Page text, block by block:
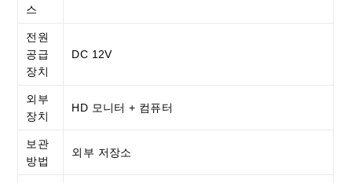
스
전원
공급
장치
DC 12V
외부
장치
HD 모니터 + 컴퓨터
보관
방법
외부 저장소